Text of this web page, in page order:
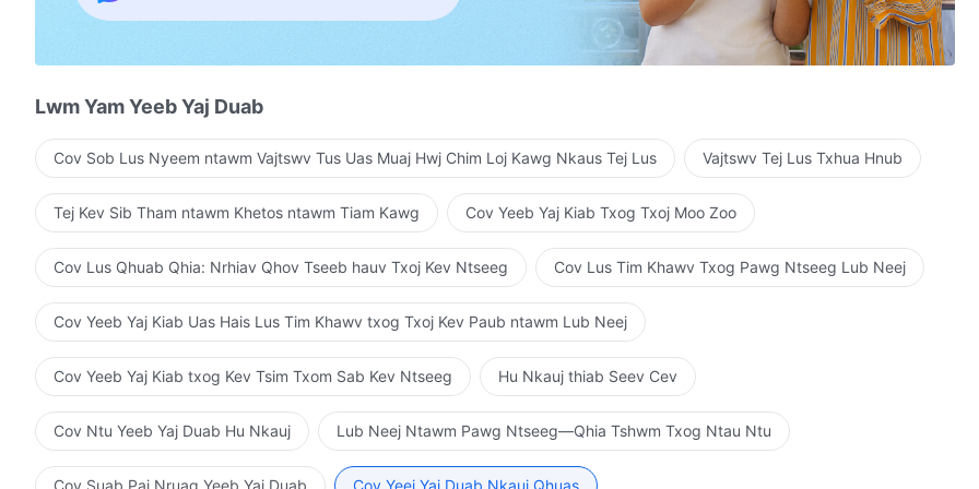
Vim Vajtswv kev txiav txim twb nyob ua ntej Thaum neeg tsis tau pom txuj ci tseem ceeb
Thiab raug ntxuav kom dawb huv
Mus nyob ntawm Vajtswv lub zwm txwv hauv ntej
Nkag mus rau tus Tswv Tsim lub xub ntiag
Tsuas yog cov uas tuav ruaj khov kev ntseeg tias Tuav ruaj khov kev ntseeg tias
Tus Yexus uas tsis nrog huab nrog cua los Ces nws yog tus Khetos cuav
Tsuas yog cov uas tuav ruaj khov kev ntseeg tias
Tus Yexus uas tsis nrog huab nrog cua los Ces nws yog tus Khetos cuav
Lwm Yam Yeeb Yaj Duab
Cov Sob Lus Nyeem ntawm Vajtswv Tus Uas Muaj Hwj Chim Loj Kawg Nkaus Tej Lus Vajtswv Tej Lus Txhua Hnub
Tej Kev Sib Tham ntawm Khetos ntawm Tiam Kawg Cov Yeeb Yaj Kiab Txog Txoj Moo Zoo
Cov Lus Qhuab Qhia: Nrhiav Qhov Tseeb hauv Txoj Kev Ntseeg Cov Lus Tim Khawv Txog Pawg Ntseeg Lub Neej
Cov Yeeb Yaj Kiab Uas Hais Lus Tim Khawv txog Txoj Kev Paub ntawm Lub Neej
Cov Yeeb Yaj Kiab txog Kev Tsim Txom Sab Kev Ntseeg Hu Nkauj thiab Seev Cev
Cov Ntu Yeeb Yaj Duab Hu Nkauj Lub Neej Ntawm Pawg Ntseeg—Qhia Tshwm Txog Ntau Ntu
Cov Suab Paj Nruag Yeeb Yaj Duab Cov Yeej Yaj Duab Nkauj Qhuas